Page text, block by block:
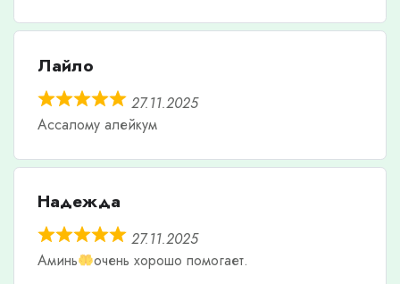
Лайло
27.11.2025
Ассалому алейкум
Надежда
27.11.2025
Аминь
очень хорошо помогает.